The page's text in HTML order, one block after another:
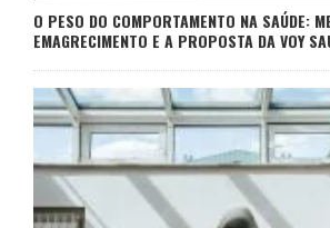
O PESO DO COMPORTAMENTO NA SAÚDE:
EMAGRECIMENTO E A PROPOSTA DA VOY